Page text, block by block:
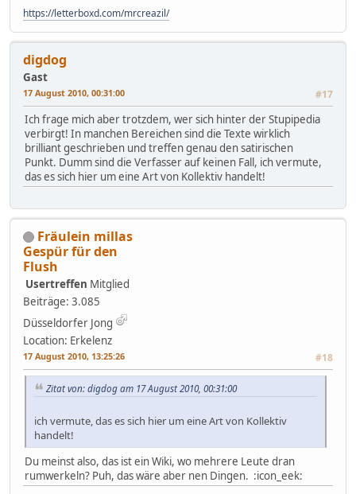
https://letterboxd.com/mrcreazil/
digdog
Gast
17 August 2010, 00:31:00 #17
Ich frage mich aber trotzdem, wer sich hinter der Stupipedia
verbirgt! In manchen Bereichen sind die Texte wirklich
brilliant geschrieben und treffen genau den satirischen
Punkt. Dumm sind die Verfasser auf keinen Fall, ich vermute,
das es sich hier um eine Art von Kollektiv handelt!
Fräulein millas
Gespür für den
Flush
Usertreffen Mitglied
Beiträge: 3.085
Düsseldorfer Jong
Location: Erkelenz
17 August 2010, 13:25:26 #18
Zitat von: digdog am 17 August 2010, 00:31:00
ich vermute, das es sich hier um eine Art von Kollektiv
handelt!
Du meinst also, das ist ein Wiki, wo mehrere Leute dran
rumwerkeln? Puh, das wäre aber nen Dingen. :icon_eek: